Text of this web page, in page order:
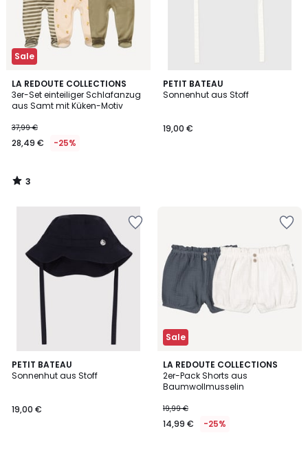
Sale
LA REDOUTE COLLECTIONS
3er-Set einteiliger Schlafanzug
aus Samt mit Küken-Motiv
37,99 €
28,49 € -25%
3
/
5
3
/
PETIT BATEAU
Sonnenhut aus Stoff
19,00 €
PETIT BATEAU
Sonnenhut aus Stoff
19,00 €
Sale
LA REDOUTE COLLECTIONS
2er-Pack Shorts aus
Baumwollmusselin
19,99 €
14,99 € -25%
5
/
5